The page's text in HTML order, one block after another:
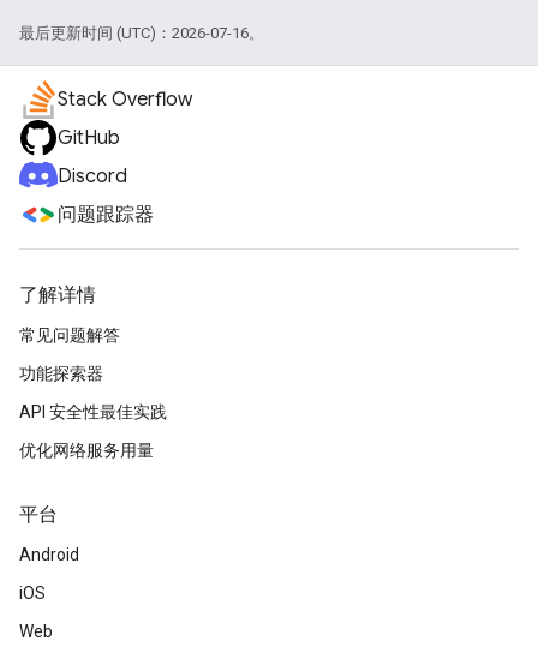
最后更新时间 (UTC)：2026-07-16。
Stack Overflow
GitHub
Discord
问题跟踪器
了解详情
常见问题解答
功能探索器
API 安全性最佳实践
优化网络服务用量
平台
Android
iOS
Web